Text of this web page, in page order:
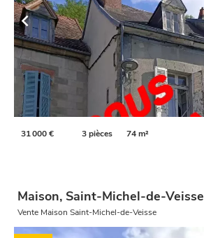
31 000 € 3 pièces 74 m²
Maison, Saint-Michel-de-Veisse
Vente Maison Saint-Michel-de-Veisse